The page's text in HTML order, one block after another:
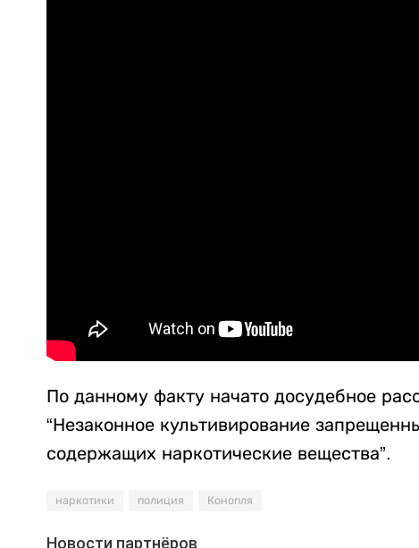
По данному факту начато досудебное
“Незаконное культивирование
содержащих наркотические вещества”.
наркотики полиция Конопля